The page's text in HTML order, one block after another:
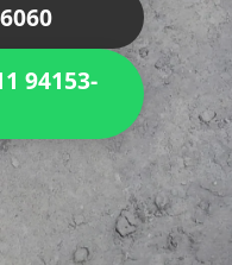
94153-